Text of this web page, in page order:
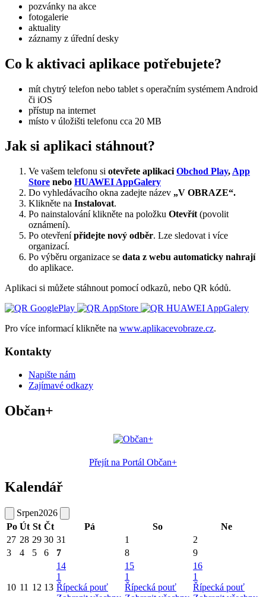
pozvánky na akce
fotogalerie
aktuality
záznamy z úřední desky
Co k aktivaci aplikace potřebujete?
mít chytrý telefon nebo tablet s operačním systémem Android
či iOS
přístup na internet
místo v úložišti telefonu cca 20 MB
Jak si aplikaci stáhnout?
Ve vašem telefonu si otevřete aplikaci Obchod Play, App
Store nebo HUAWEI AppGalery
Do vyhledávacího okna zadejte název „V OBRAZE“.
Klikněte na Instalovat.
Po nainstalování klikněte na položku Otevřít (povolit
oznámení).
Po otevřenípřidejte nový odběr. Lze sledovat i více
organizací.
Po výběru organizace se data z webu automaticky nahrají
do aplikace.
Aplikaci si můžete stáhnout pomocí odkazů, nebo QR kódů.
Pro více informací klikněte na www.aplikacevobraze.cz.
Kontakty
Napište nám
Zajímavé odkazy
Občan+
Přejít na Portál Občan+
Kalendář
Srpen2026
Po Út St Čt Pá So
Ne
27 28 29 30 31 1
2
3
4 5 6 7 8 9
10 11 12 13
14
1
Řípecká pouť
15
1
Řípecká pouť
16
1
Řípecká pouť